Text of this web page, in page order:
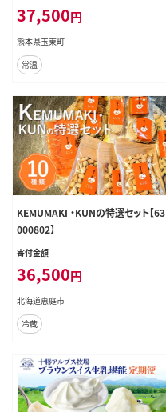
荷》 飲料水 定期 備蓄 備蓄用 箱 ペ
ットボトル 防災用 調乳 ラベル ミネ
ラルウオーター---gkt_lcl_489_45h
6tei---
37,500円
熊本県玉東町
常温
KEMUMAKI ・KUNの特選セット【63
000802】
寄付金額
36,500円
北海道恵庭市
冷蔵